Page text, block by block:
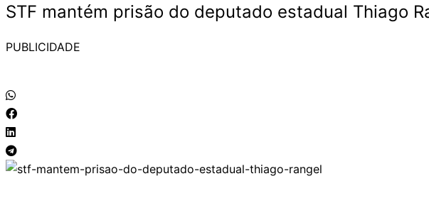
STF mantém prisão do deputado estadual Thiago
PUBLICIDADE